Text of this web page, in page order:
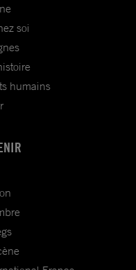
soi
humains